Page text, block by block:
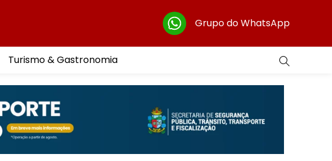
Grupo do WhatsApp
Turismo & Gastronomia